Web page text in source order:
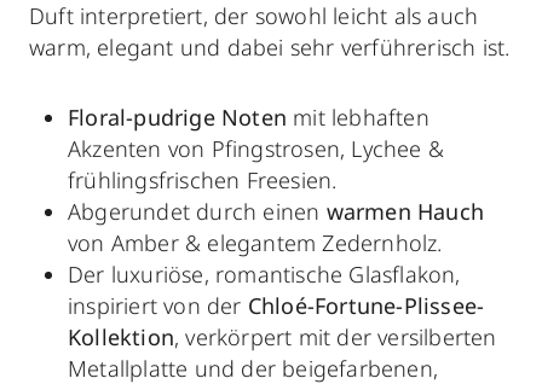
Duft interpretiert, der sowohl leicht als auch
warm, elegant und dabei sehr verführerisch ist.
Floral-pudrige Noten mit lebhaften
Akzenten von Pfingstrosen, Lychee &
frühlingsfrischen Freesien.
Abgerundet durch einen warmen Hauch
von Amber & elegantem Zedernholz.
Der luxuriöse, romantische Glasflakon,
inspiriert von der Chloé-Fortune-Plissee-
Kollektion, verkörpert mit der versilberten
Metallplatte und der beigefarbenen,